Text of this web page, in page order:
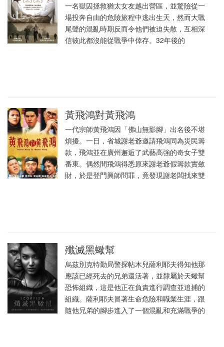
一名獄囚拯救猶太女友越出營區，並驚險從一
場投奔自由的危險旅程中逃出生天，然而大戰
尾聲的混亂時期反而令他們被迫失散，互相深
信彼此都沒能從戰爭中倖存。32年後的
黃飛鴻對黃飛鴻
一代宗師黃飛鴻因「佛山無影腳」出名後不堪
煩擾。一日，省城謝老爺邀請飛鴻同為災民籌
款，飛鴻並在廣州邂逅了武藝高強的奇女子雙
番東。偶然間飛鴻得悉原來謝老爺假籌款實斂
財，於是登門興師問罪，竟發現謝老闆找來雙
殲滅黑蠍幫
烏茲別克特勤局警探帖木兒薩利耶夫得知他那
應該已經死去的兄弟還活著，並隸屬於天蠍幫
恐怖組織，這是他正在負責進行調查並追捕的
組織。薩利耶夫冒著生命危險和職業生涯，跟
隨他兄弟的腳步進入了一個混亂和充滿戰爭的